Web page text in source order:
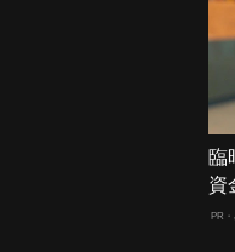
臨
資
PR